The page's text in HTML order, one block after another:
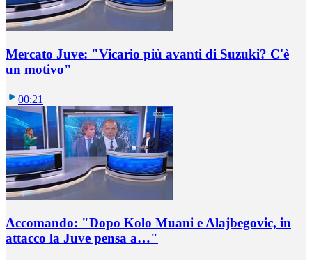
Mercato Juve: "Vicario più avanti di Suzuki? C'è
un motivo"
00:21
Accomando: "Dopo Kolo Muani e Alajbegovic, in
attacco la Juve pensa a…"